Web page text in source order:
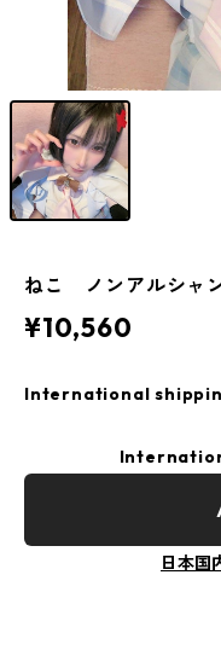
ねこ ノンアルシャ
¥10,560
International
日本国